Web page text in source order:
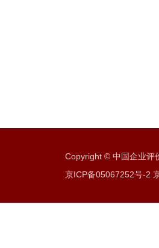
Copyright © 中国企业评
京ICP备05067252号-2